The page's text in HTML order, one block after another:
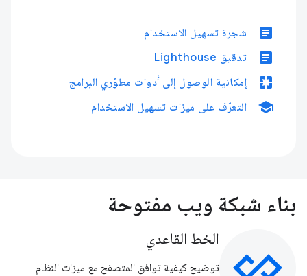
article شجرة تسهيل الاستخدام
article تدقيق Lighthouse
pages إمكانية الوصول إلى أدوات مطوّري البرامج
school التعرّف على ميزات تسهيل الاستخدام
بناء شبكة ويب مفتوحة
الخط القاعدي
توضيح كيفية توافق المتصفح مع ميزات النظام